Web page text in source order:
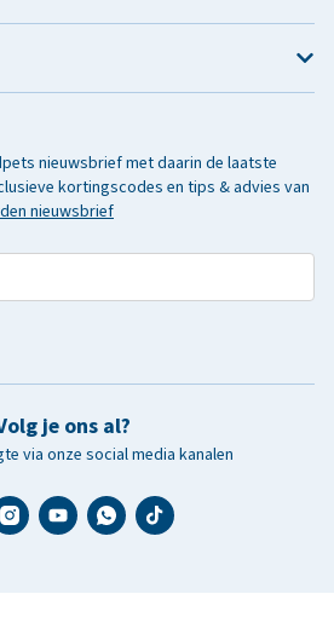
nieuwsbrief met daarin de laatste
kortingscodes en tips & advies van
nieuwsbrief
je ons al?
via onze social media kanalen